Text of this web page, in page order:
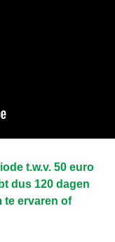
t.w.v. 50 euro
dus 120 dagen
te ervaren of